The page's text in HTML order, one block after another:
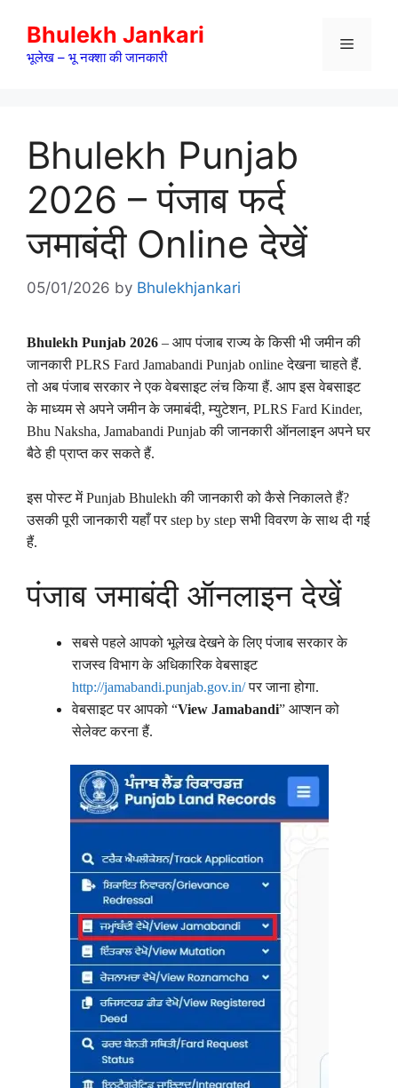
content
Bhulekh Jankari
भूलेख – भू नक्शा की जानकारी
Menu
Bhulekh Punjab
2026 – पंजाब फर्द
जमाबंदी Online देखें
05/01/2026 by Bhulekhjankari
Bhulekh Punjab 2026 – आप पंजाब राज्य के किसी भी जमीन की
जानकारी PLRS Fard Jamabandi Punjab online देखना चाहते हैं.
तो अब पंजाब सरकार ने एक वेबसाइट लंच किया हैं. आप इस वेबसाइट
के माध्यम से अपने जमीन के जमाबंदी, म्युटेशन, PLRS Fard Kinder,
Bhu Naksha, Jamabandi Punjab की जानकारी ऑनलाइन अपने घर
बैठे ही प्राप्त कर सकते हैं.
इस पोस्ट में Punjab Bhulekh की जानकारी को कैसे निकालते हैं?
उसकी पूरी जानकारी यहाँ पर step by step सभी विवरण के साथ दी गई
हैं.
पंजाब जमाबंदी ऑनलाइन देखें
सबसे पहले आपको भूलेख देखने के लिए पंजाब सरकार के
राजस्व विभाग के अधिकारिक वेबसाइट
http://jamabandi.punjab.gov.in/पर जाना होगा.
वेबसाइट पर आपको “View Jamabandi” आप्शन को
सेलेक्ट करना हैं.